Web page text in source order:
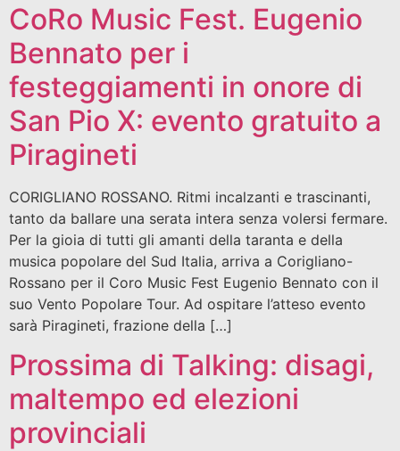
CoRo Music Fest. Eugenio
Bennato per i
festeggiamenti in onore di
San Pio X: evento gratuito a
Piragineti
CORIGLIANO ROSSANO. Ritmi incalzanti e trascinanti,
tanto da ballare una serata intera senza volersi fermare.
Per la gioia di tutti gli amanti della taranta e della
musica popolare del Sud Italia, arriva a Corigliano-
Rossano per il Coro Music Fest Eugenio Bennato con il
suo Vento Popolare Tour. Ad ospitare l’atteso evento
sarà Piragineti, frazione della […]
Prossima di Talking: disagi,
maltempo ed elezioni
provinciali